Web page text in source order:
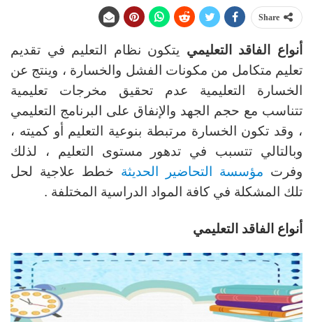
Share
أنواع الفاقد التعليمي يتكون نظام التعليم في تقديم
تعليم متكامل من مكونات الفشل والخسارة ، وينتج عن
الخسارة التعليمية عدم تحقيق مخرجات تعليمية
تتناسب مع حجم الجهد والإنفاق على البرنامج التعليمي
، وقد تكون الخسارة مرتبطة بنوعية التعليم أو كميته ،
وبالتالي تتسبب في تدهور مستوى التعليم ، لذلك
وفرت مؤسسة التحاضير الحديثة خطط علاجية لحل
تلك المشكلة في كافة المواد الدراسية المختلفة .
أنواع الفاقد التعليمي